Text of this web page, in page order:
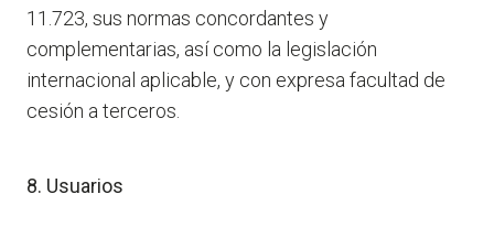
11.723, sus normas concordantes y
complementarias, así como la legislación
internacional aplicable, y con expresa facultad de
cesión a terceros.
8. Usuarios